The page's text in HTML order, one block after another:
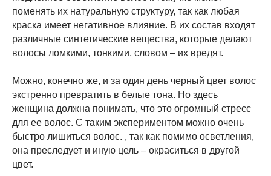
поменять их натуральную структуру, так как любая
краска имеет негативное влияние. В их состав входят
различные синтетические вещества, которые делают
волосы ломкими, тонкими, словом – их вредят.
Можно, конечно же, и за один день черный цвет волос
экстренно превратить в белые тона. Но здесь
женщина должна понимать, что это огромный стресс
для ее волос. С таким экспериментом можно очень
быстро лишиться волос. , так как помимо осветления,
она преследует и иную цель – окраситься в другой
цвет.